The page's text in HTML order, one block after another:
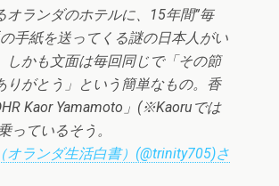
オランダのホテルに、15年間”毎
手紙を送ってくる謎の日本人がい
しかも文面は毎回同じで「その節
りがとう」という簡単なもの。香
Kaor Yamamoto」(※Kaoruでは
っているそう。
オランダ生活白書）(@trinity705)さ